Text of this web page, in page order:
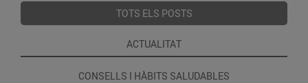
TOTS ELS POSTS
ACTUALITAT
CONSELLS I HÀBITS SALUDABLES